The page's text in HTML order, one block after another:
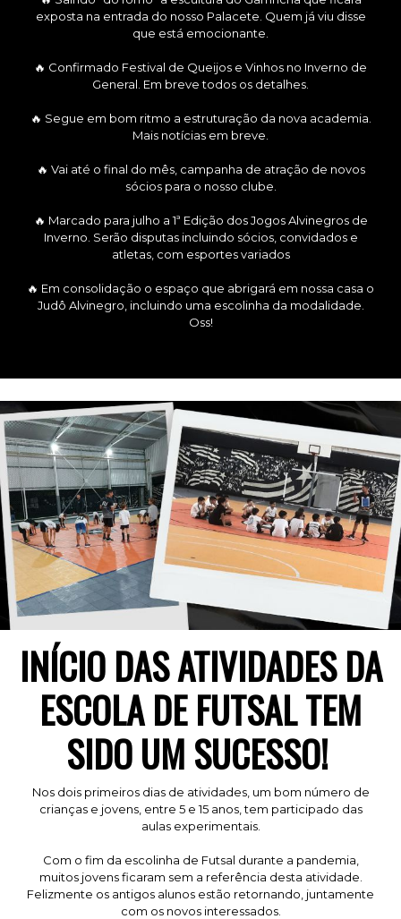
exposta na entrada do nosso Palacete. Quem já viu disse
que está emocionante.
🔥 Confirmado Festival de Queijos e Vinhos no Inverno de
General. Em breve todos os detalhes.
🔥 Segue em bom ritmo a estruturação da nova academia.
Mais notícias em breve.
🔥 Vai até o final do mês, campanha de atração de novos
sócios para o nosso clube.
🔥 Marcado para julho a 1ª Edição dos Jogos Alvinegros de
Inverno. Serão disputas incluindo sócios, convidados e
atletas, com esportes variados
🔥 Em consolidação o espaço que abrigará em nossa casa o
Judô Alvinegro, incluindo uma escolinha da modalidade.
Oss!
INÍCIO DAS ATIVIDADES DA
ESCOLA DE FUTSAL TEM
SIDO UM SUCESSO!
Nos dois primeiros dias de atividades, um bom número de
crianças e jovens, entre 5 e 15 anos, tem participado das
aulas experimentais.
Com o fim da escolinha de Futsal durante a pandemia,
muitos jovens ficaram sem a referência desta atividade.
Felizmente os antigos alunos estão retornando, juntamente
com os novos interessados.